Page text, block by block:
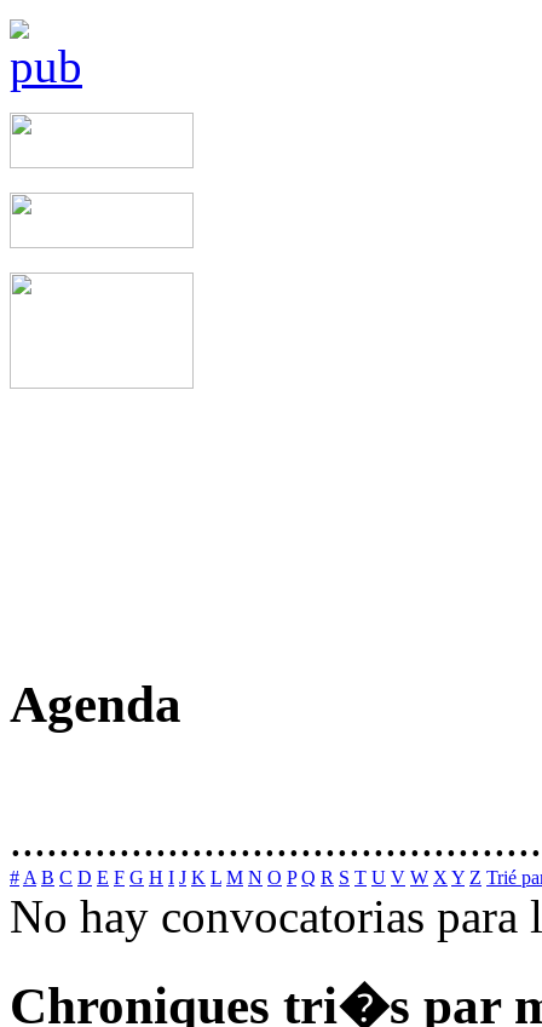
Agenda
# A B C D E F G H I J K L M N O P Q R S T U V W X Y Z Trié
No hay convocatorias
Chroniques tri�s par